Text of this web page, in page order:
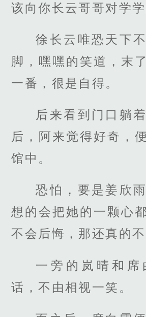
该向你长云哥哥对学学
徐长云唯恐天下
脚，嘿嘿的笑道，末
一番，很是自得。
后来看到门口躺
后，阿来觉得好奇，
馆中。
恐怕，要是姜欣
想的会把她的一颗心
不会后悔，那还真的不
一旁的岚晴和席
话，不由相视一笑。